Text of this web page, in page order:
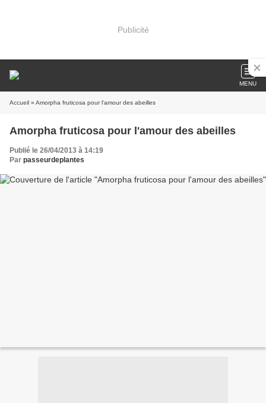
Publicité
MENU
Accueil » Amorpha fruticosa pour l'amour des abeilles
Amorpha fruticosa pour l'amour des abeilles
Publié le 26/04/2013 à 14:19
Par passeurdeplantes